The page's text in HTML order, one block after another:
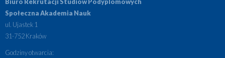
Społeczna Akademia Nauk
ul. Ujastek 1
31-752 Kraków
Godziny otwarcia: